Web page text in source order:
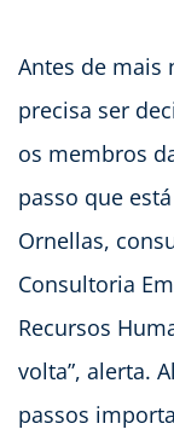
Antes de mais
precisa ser
os membros
passo que
Ornellas,
Consultoria
Recursos
volta”, alerta.
passos